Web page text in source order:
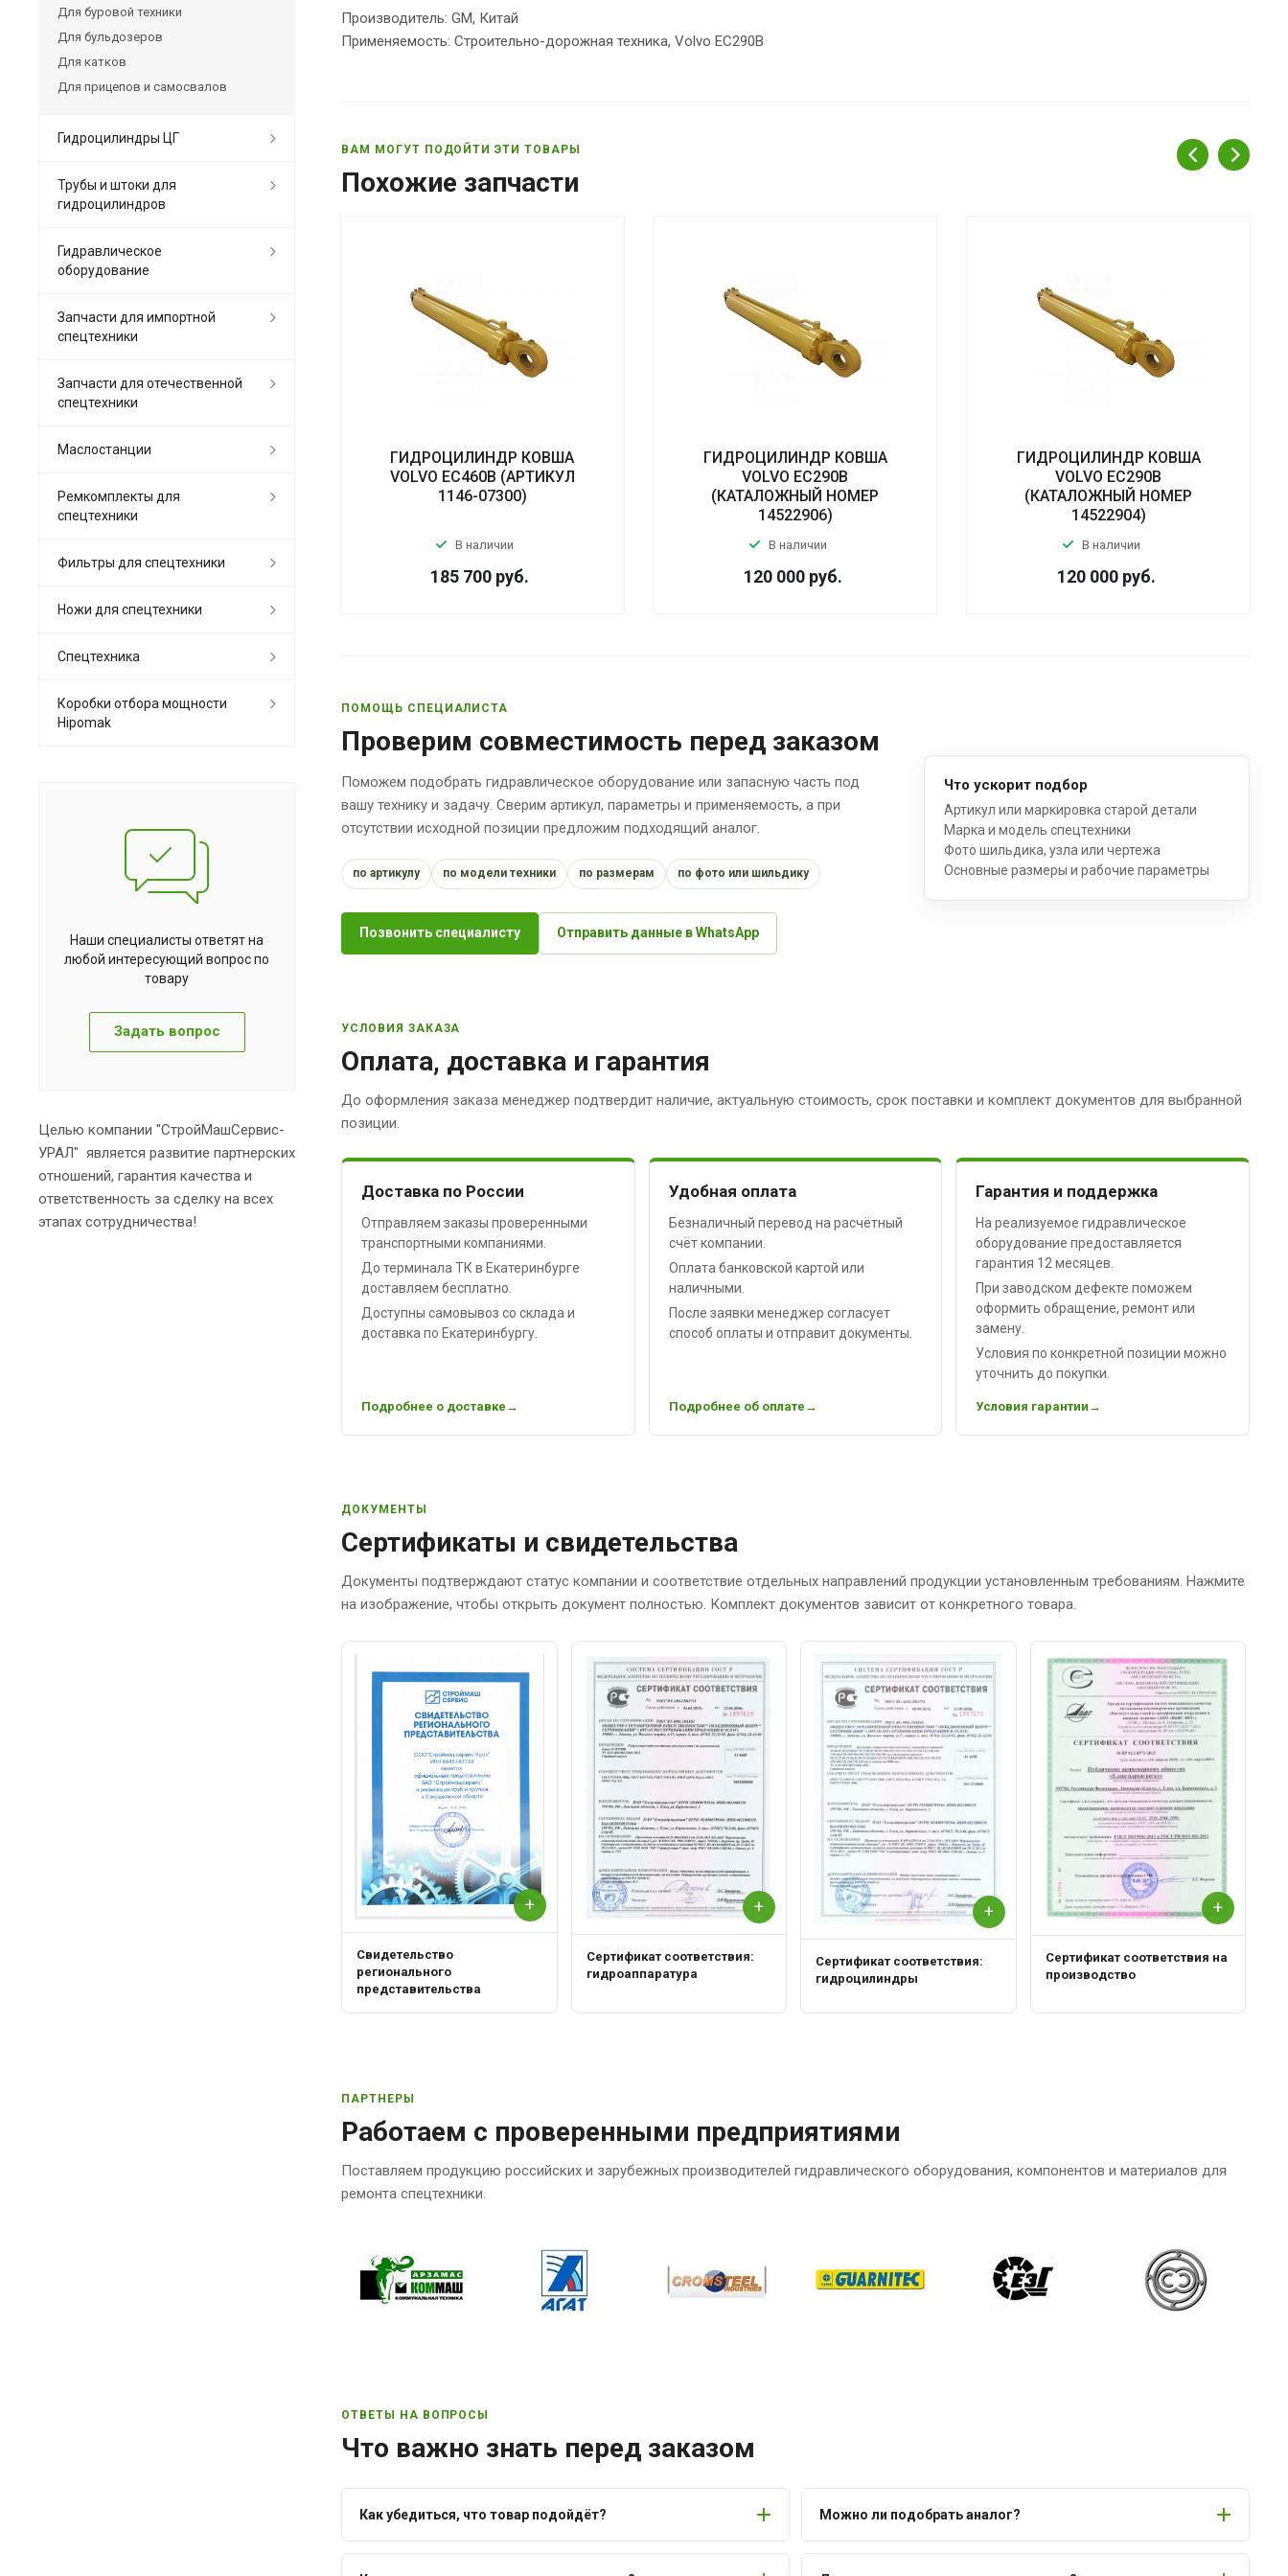
Производитель: GM, Китай
Применяемость: Строительно-дорожная техника, Volvo EC290B
ВАМ МОГУТ ПОДОЙТИ ЭТИ ТОВАРЫ
Похожие запчасти
ГИДРОЦИЛИНДР КОВША
VOLVO EC460B (АРТИКУЛ
1146-07300)
В наличии
185 700 руб.
ГИДРОЦИЛИНДР КОВША
VOLVO EC290B
(КАТАЛОЖНЫЙ НОМЕР
14522906)
В наличии
120 000 руб.
ГИДРОЦИЛИНДР КОВША
VOLVO EC290B
(КАТАЛОЖНЫЙ НОМЕР
14522904)
В наличии
120 000 руб.
ПОМОЩЬ СПЕЦИАЛИСТА
Проверим совместимость перед заказом
Поможем подобрать гидравлическое оборудование или запасную часть под
вашу технику и задачу. Сверим артикул, параметры и применяемость, а при
отсутствии исходной позиции предложим подходящий аналог.
по артикулу по модели техники по размерам по фото или шильдику
Позвонить специалисту Отправить данные в WhatsApp
Что ускорит подбор
Артикул или маркировка старой детали
Марка и модель спецтехники
Фото шильдика, узла или чертежа
Основные размеры и рабочие параметры
УСЛОВИЯ ЗАКАЗА
Оплата, доставка и гарантия
До оформления заказа менеджер подтвердит наличие, актуальную стоимость, срок поставки и комплект документов для выбранной
позиции.
Доставка по России
Отправляем заказы проверенными
транспортными компаниями.
До терминала ТК в Екатеринбурге
доставляем бесплатно.
Доступны самовывоз со склада и
доставка по Екатеринбургу.
Подробнее о доставке
Удобная оплата
Безналичный перевод на расчётный
счёт компании.
Оплата банковской картой или
наличными.
После заявки менеджер согласует
способ оплаты и отправит документы.
Подробнее об оплате
Гарантия и поддержка
На реализуемое гидравлическое
оборудование предоставляется
гарантия 12 месяцев.
При заводском дефекте поможем
оформить обращение, ремонт или
замену.
Условия по конкретной позиции можно
уточнить до покупки.
Условия гарантии
ДОКУМЕНТЫ
Сертификаты и свидетельства
Документы подтверждают статус компании и соответствие отдельных направлений продукции установленным требованиям. Нажмите
на изображение, чтобы открыть документ полностью. Комплект документов зависит от конкретного товара.
+
Свидетельство
регионального
представительства
+
Сертификат соответствия:
гидроаппаратура
+
Сертификат соответствия:
гидроцилиндры
+
Сертификат соответствия на
производство
ПАРТНЕРЫ
Работаем с проверенными предприятиями
Поставляем продукцию российских и зарубежных производителей гидравлического оборудования, компонентов и материалов для
ремонта спецтехники.
ОТВЕТЫ НА ВОПРОСЫ
Что важно знать перед заказом
Как убедиться, что товар подойдёт? Можно ли подобрать аналог?
Для буровой техники
Для бульдозеров
Для катков
Для прицепов и самосвалов
Гидроцилиндры ЦГ
Трубы и штоки для
гидроцилиндров
Гидравлическое
оборудование
Запчасти для импортной
спецтехники
Запчасти для отечественной
спецтехники
Маслостанции
Ремкомплекты для
спецтехники
Фильтры для спецтехники
Ножи для спецтехники
Спецтехника
Коробки отбора мощности
Hipomak
Наши специалисты ответят на
любой интересующий вопрос по
товару
Задать вопрос
Целью компании "СтройМашСервис-
УРАЛ" является развитие партнерских
отношений, гарантия качества и
ответственность за сделку на всех
этапах сотрудничества!